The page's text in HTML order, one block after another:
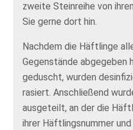
zweite Steinreihe von
Sie gerne dort hin.
Nachdem die Häftlinge
Gegenstände abgegeben
geduscht, wurden
rasiert. Anschließend
ausgeteilt, an der die
ihrer Häftlingsnummer